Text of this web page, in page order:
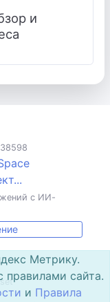
и
с ИИ-
Метрику.
правилами сайта.
и Правила